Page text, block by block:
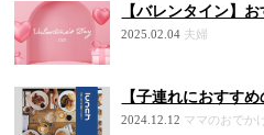
【バレンタイン】
2025.02.04 夫婦
【子連れにおすす
2024.12.12 ママのおでか